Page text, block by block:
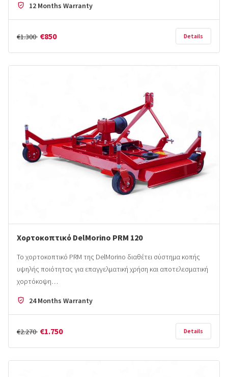
12 Months Warranty
€1.300 €850 Details
Χορτοκοπτικό DelMorino PRM 120
Το χορτοκοπτικό PRM της DelMorino διαθέτει σύστημα κοπής
υψηλής ποιότητας για επαγγελματική χρήση και αποτελεσματική
χορτόκοψη…
24 Months Warranty
€2.270 €1.750 Details